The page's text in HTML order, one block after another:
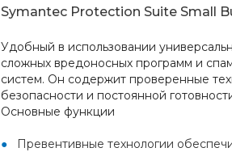
Symantec Protection Suite Small
Удобный в использовании
сложных вредоносных программ и
систем. Он содержит проверенные
безопасности и постоянной
Основные функции
Превентивные технологии